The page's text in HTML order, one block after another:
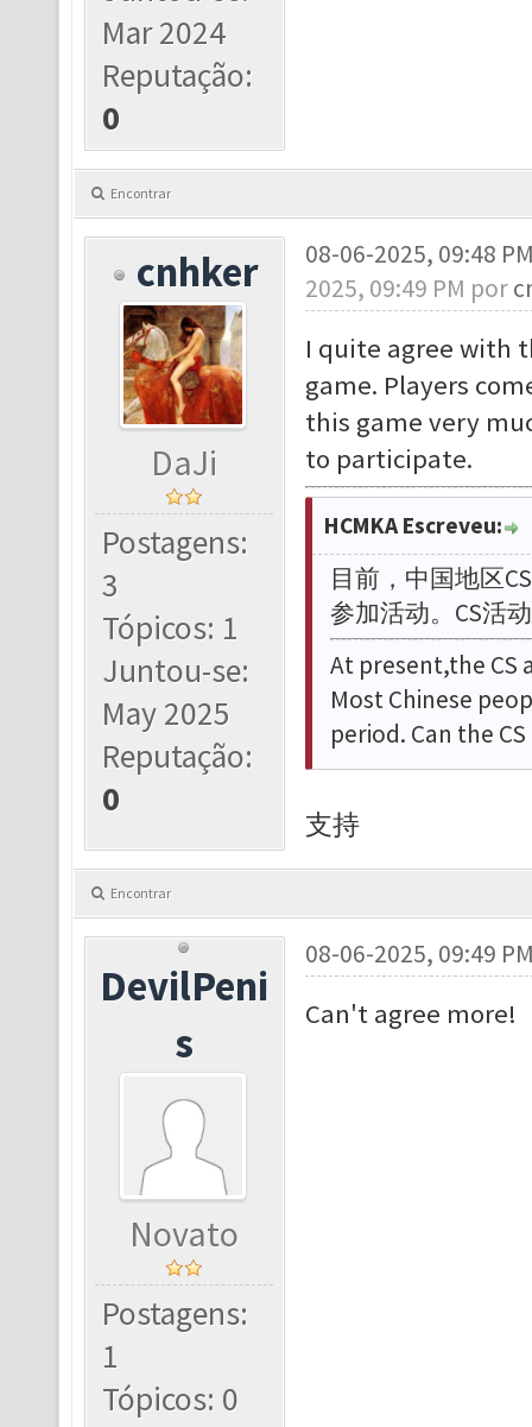
Mar 2024
Reputação:
0
Encontrar
cnhker
DaJi
Postagens:
3
Tópicos: 1
Juntou-se:
May 2025
Reputação:
0
08-06-2025, 09:48
2025, 09:49 PM por
I quite agree with
game. Players
this game very
to participate.
HCMKA Escreveu:
目前， 中国地区
参加活动。CS活
At present,the CS
Most Chinese
period. Can the
支持
Encontrar
DevilPeni
s
Novato
Postagens:
1
Tópicos: 0
08-06-2025, 09:49
Can't agree more!